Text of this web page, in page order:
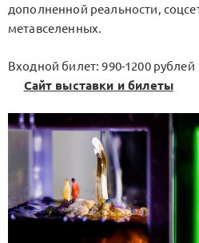
дополненной реальности,
метавселенных.
Входной билет: 990-1200 рублей
Сайт выставки и билеты